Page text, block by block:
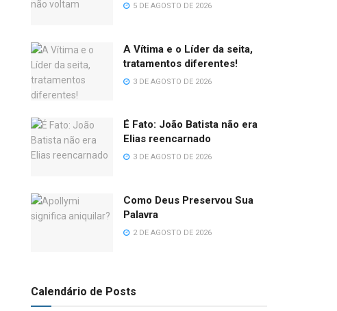
5 DE AGOSTO DE 2026
A Vítima e o Líder da seita,
tratamentos diferentes!
3 DE AGOSTO DE 2026
É Fato: João Batista não era
Elias reencarnado
3 DE AGOSTO DE 2026
Como Deus Preservou Sua
Palavra
2 DE AGOSTO DE 2026
Calendário de Posts